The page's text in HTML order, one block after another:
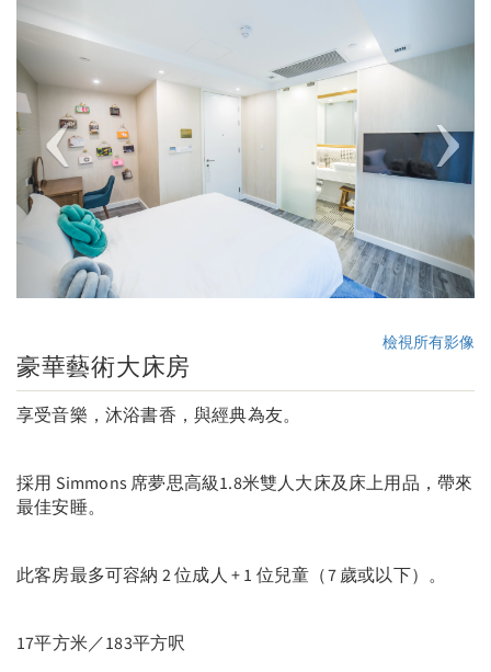
檢視所有影像
豪華藝術大床房
享受音樂，沐浴書香，與經典為友。
採用 Simmons 席夢思高級1.8米雙人大床及床上用品，帶來
最佳安睡。
此客房最多可容納 2 位成人 + 1 位兒童（7 歲或以下）。
17平方米／183平方呎